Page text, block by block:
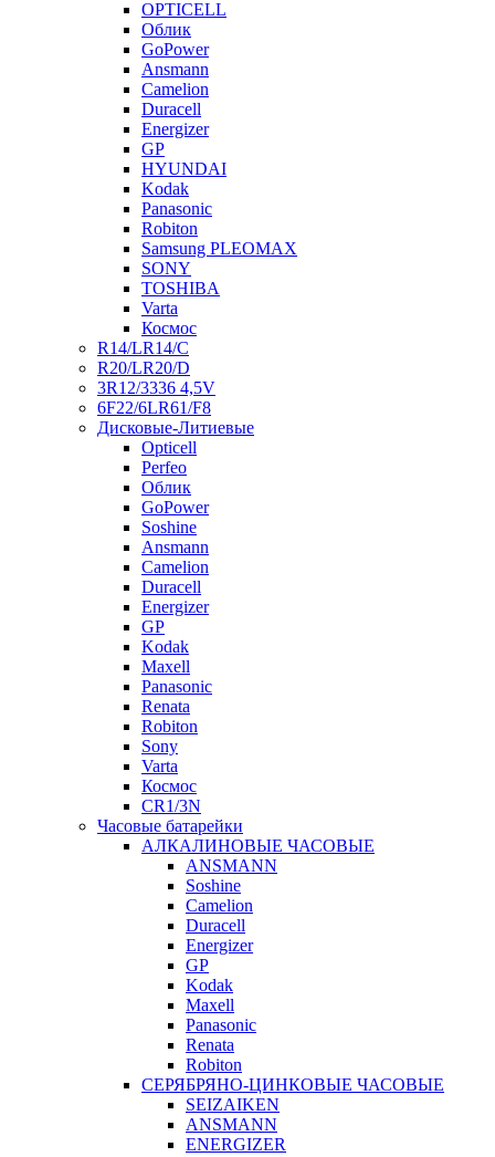
OPTICELL
Облик
GoPower
Ansmann
Camelion
Duracell
Energizer
GP
HYUNDAI
Kodak
Panasonic
Robiton
Samsung PLEOMAX
SONY
TOSHIBA
Varta
Космос
R14/LR14/C
R20/LR20/D
3R12/3336 4,5V
6F22/6LR61/F8
Дисковые-Литиевые
Opticell
Perfeo
Облик
GoPower
Soshine
Ansmann
Camelion
Duracell
Energizer
GP
Kodak
Maxell
Panasonic
Renata
Robiton
Sony
Varta
Космос
CR1/3N
Часовые батарейки
АЛКАЛИНОВЫЕ ЧАСОВЫЕ
ANSMANN
Soshine
Camelion
Duracell
Energizer
GP
Kodak
Maxell
Panasonic
Renata
Robiton
СЕРЯБРЯНО-ЦИНКОВЫЕ ЧАСОВЫЕ
SEIZAIKEN
ANSMANN
ENERGIZER